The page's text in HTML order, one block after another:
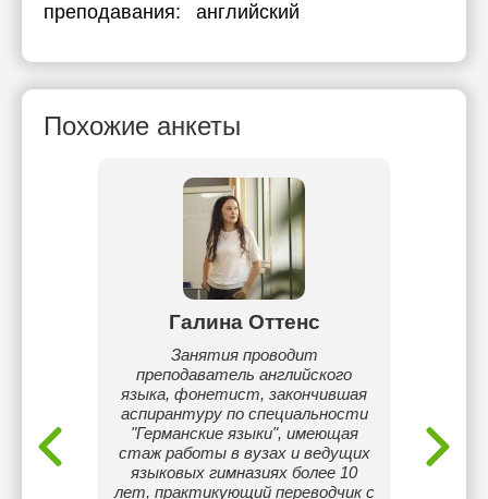
преподавания:
английский
Похожие анкеты
Галина Оттенс
Занятия проводит
преподаватель английского
языка, фонетист, закончившая
аспирантуру по специальности
"Германские языки", имеющая
стаж работы в вузах и ведущих
языковых гимназиях более 10
лет, практикующий переводчик с